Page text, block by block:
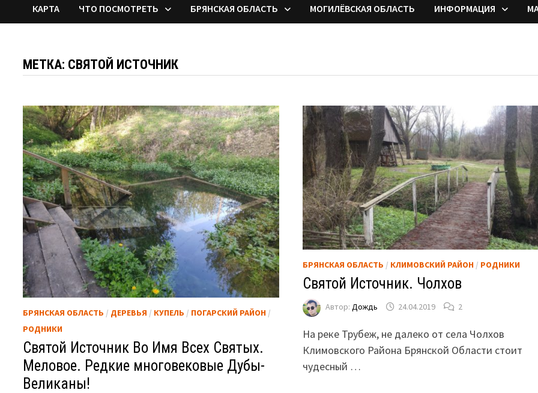
КАРТА ЧТО ПОСМОТРЕТЬ БРЯНСКАЯ ОБЛАСТЬ МОГИЛЁВСКАЯ ОБЛАСТЬ ИНФОРМАЦИЯ
МЕТКА: СВЯТОЙ ИСТОЧНИК
БРЯНСКАЯ ОБЛАСТЬ / ДЕРЕВЬЯ / КУПЕЛЬ / ПОГАРСКИЙ РАЙОН /
РОДНИКИ
Святой Источник Во Имя Всех Святых.
Меловое. Редкие многовековые Дубы-
Великаны!
БРЯНСКАЯ ОБЛАСТЬ / КЛИМОВСКИЙ РАЙОН/ РОДНИКИ
Святой Источник. Чолхов
Автор: Дождь 24.04.2019 2
На реке Трубеж, не далеко от села Чолхов
Климовского Района Брянской Области стоит
чудесный …